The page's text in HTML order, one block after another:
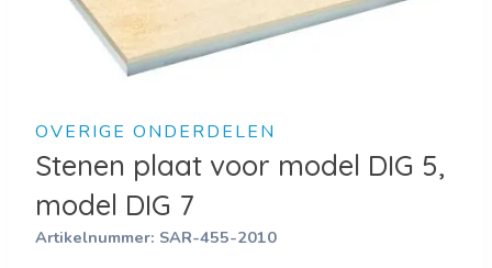
OVERIGE ONDERDELEN
Stenen plaat voor model DIG 5,
model DIG 7
Artikelnummer: SAR-455-2010